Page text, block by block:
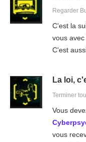
Regarder
C'est la
vous avec
C'est
La loi,
Terminer
Vous
vous